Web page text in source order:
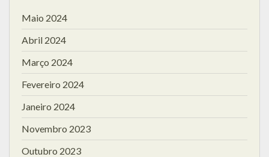
Maio 2024
Abril 2024
Março 2024
Fevereiro 2024
Janeiro 2024
Novembro 2023
Outubro 2023